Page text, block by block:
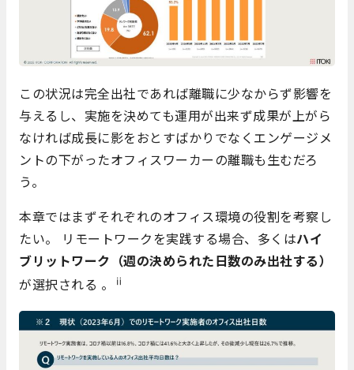
この状況は完全出社であれば離職に少なからず影響を
与えるし、実施を決めても運用が出来ず成果が上がら
なければ成長に影をおとすばかりでなくエンゲージメ
ントの下がったオフィスワーカーの離職も生むだろ
う。
本章ではまずそれぞれのオフィス環境の役割を考察し
たい。 リモートワークを実践する場合、多くはハイ
ブリットワーク（週の決められた日数のみ出社する）
が選択される 。
ⅱ